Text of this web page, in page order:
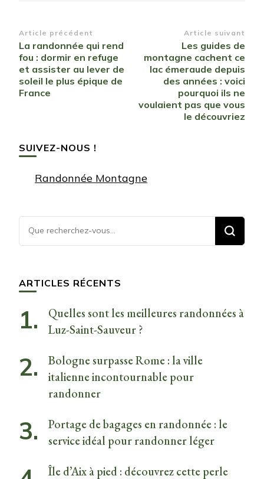
Navigation
d’article
Article précédent
La randonnée qui rend
fou : dormir en refuge
et assister au lever de
soleil le plus épique de
France
Article suivant
Les guides de
montagne cachent ce
lac émeraude depuis
des années : voici
pourquoi ils ne
voulaient pas que vous
le découvriez
SUIVEZ-NOUS !
Randonnée Montagne
Vous
recherchiez
ARTICLES RÉCENTS
Quelles sont les meilleures randonnées à
Luz-Saint-Sauveur ?
Bologne surpasse Rome : la ville
italienne incontournable pour
randonner
Portage de bagages en randonnée : le
service idéal pour randonner léger
Île d’Aix à pied : découvrez cette perle